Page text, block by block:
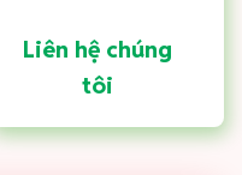
Liên hệ chúng
tôi